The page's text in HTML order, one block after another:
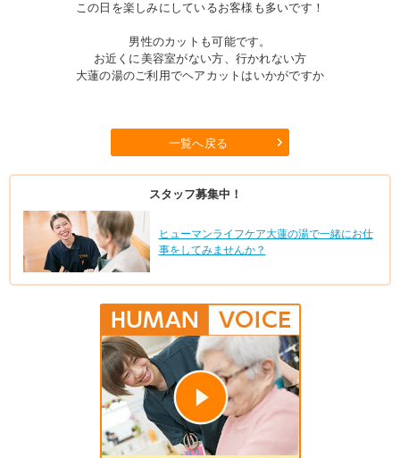
この日を楽しみにしているお客様も多いです！
男性のカットも可能です。
お近くに美容室がない方、行かれない方
大蓮の湯のご利用でヘアカットはいかがですか
一覧へ戻る
スタッフ募集中！
ヒューマンライフケア大蓮の湯で一緒にお仕
事をしてみませんか？